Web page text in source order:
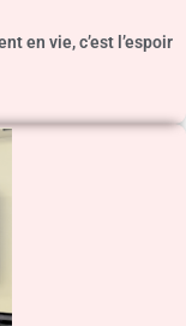
en vie, c’est l’espoir